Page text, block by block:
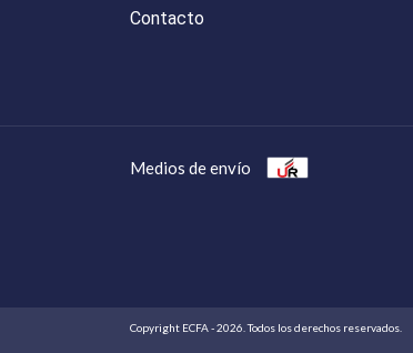
Contacto
Medios de envío
Copyright ECFA - 2026. Todos los derechos reservados.